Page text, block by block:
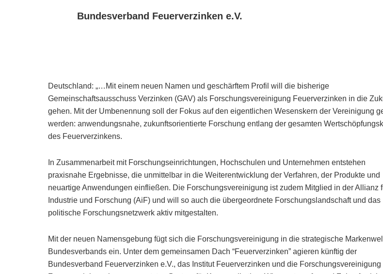
Bundesverband Feuerverzinken e.V.
Deutschland: „…Mit einem neuen Namen und geschärftem Profil will die bisherige
Gemeinschaftsausschuss Verzinken (GAV) als Forschungsvereinigung Feuerverzinken in die
gehen. Mit der Umbenennung soll der Fokus auf den eigentlichen Wesenskern der Vereinigung
werden: anwendungsnahe, zukunftsorientierte Forschung entlang der gesamten
des Feuerverzinkens.
In Zusammenarbeit mit Forschungseinrichtungen, Hochschulen und Unternehmen entstehen
praxisnahe Ergebnisse, die unmittelbar in die Weiterentwicklung der Verfahren, der Produkte und
neuartige Anwendungen einfließen. Die Forschungsvereinigung ist zudem Mitglied in der Allianz
Industrie und Forschung (AiF) und will so auch die übergeordnete Forschungslandschaft und das
politische Forschungsnetzwerk aktiv mitgestalten.
Mit der neuen Namensgebung fügt sich die Forschungsvereinigung in die strategische
Bundesverbands ein. Unter dem gemeinsamen Dach “Feuerverzinken” agieren künftig der
Bundesverband Feuerverzinken e.V., das Institut Feuerverzinken und die Forschungsvereinigung